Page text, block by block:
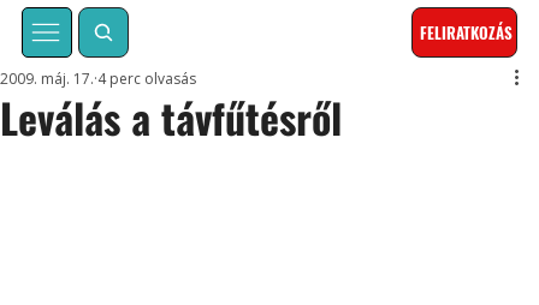
FELIRATKOZÁS
Leválás a távfűtésről
2009. máj. 17. 4 perc olvasás